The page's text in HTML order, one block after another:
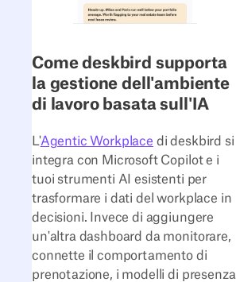
Come deskbird supporta
la gestione dell'ambiente
di lavoro basata sull'IA
L'Agentic Workplace di deskbird si
integra con Microsoft Copilot e i
tuoi strumenti AI esistenti per
trasformare i dati del workplace in
decisioni. Invece di aggiungere
un'altra dashboard da monitorare,
connette il comportamento di
prenotazione, i modelli di presenza